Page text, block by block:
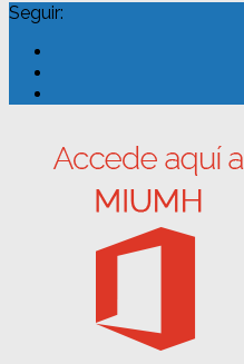
Seguir: